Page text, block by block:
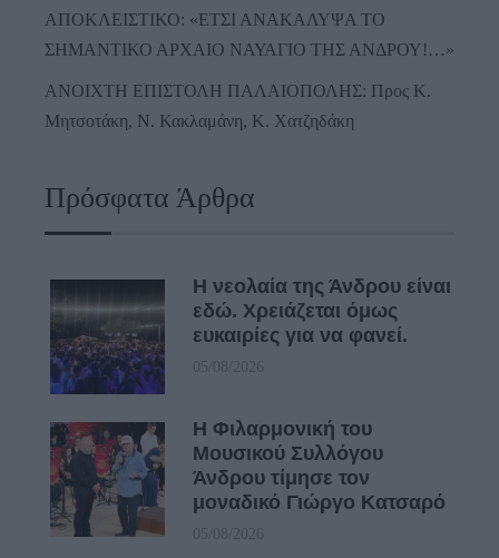
ΑΠΟΚΛΕΙΣΤΙΚΟ: «ΕΤΣΙ ΑΝΑΚΑΛΥΨΑ ΤΟ
ΣΗΜΑΝΤΙΚΟ ΑΡΧΑΙΟ ΝΑΥΑΓΙΟ ΤΗΣ ΑΝΔΡΟΥ!…»
ΑΝΟΙΧΤΗ ΕΠΙΣΤΟΛΗ ΠΑΛΑΙΟΠΟΛΗΣ: Προς K.
Μητσοτάκη, N. Κακλαμάνη, K. Χατζηδάκη
Πρόσφατα Άρθρα
Η νεολαία της Άνδρου είναι
εδώ. Χρειάζεται όμως
ευκαιρίες για να φανεί.
05/08/2026
Η Φιλαρμονική του
Μουσικού Συλλόγου
Άνδρου τίμησε τον
μοναδικό Γιώργο Κατσαρό
05/08/2026